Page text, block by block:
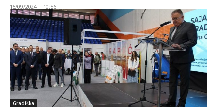
15/09/2024 | 10:56
Gradiška